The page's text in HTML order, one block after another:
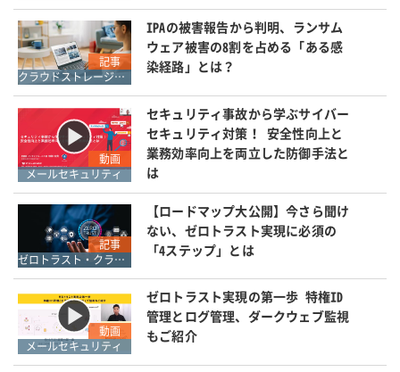
記事
クラウドストレージ・ファイル共有・ファイル転送
IPAの被害報告から判明、ランサム
ウェア被害の8割を占める「ある感
染経路」とは？
動画
メールセキュリティ
セキュリティ事故から学ぶサイバー
セキュリティ対策！ 安全性向上と
業務効率向上を両立した防御手法と
は
記事
ゼロトラスト・クラウドセキュリティ・SASE
【ロードマップ大公開】今さら聞け
ない、ゼロトラスト実現に必須の
「4ステップ」とは
動画
メールセキュリティ
ゼロトラスト実現の第一歩 特権ID
管理とログ管理、ダークウェブ監視
もご紹介